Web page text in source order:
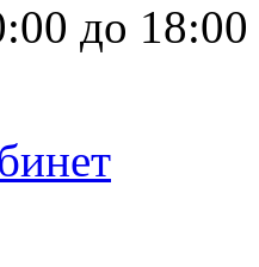
до 18:00